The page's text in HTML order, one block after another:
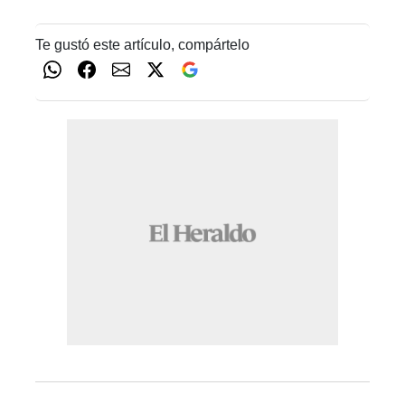
Te gustó este artículo, compártelo